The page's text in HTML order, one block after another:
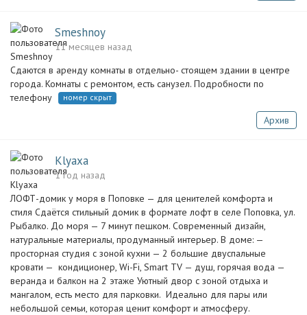
Smeshnoy
11 месяцев назад
Сдаются в аренду комнаты в отдельно- стоящем здании в центре
города. Комнаты с ремонтом, есть санузел. Подробности по
телефону
номер скрыт
Архив
Klyaxa
1 год назад
ЛОФТ-домик у моря в Поповке — для ценителей комфорта и
стиля Сдаётся стильный домик в формате лофт в селе Поповка, ул.
Рыбалко. До моря — 7 минут пешком. Современный дизайн,
натуральные материалы, продуманный интерьер. В доме: —
просторная студия с зоной кухни — 2 большие двуспальные
кровати — кондиционер, Wi-Fi, Smart TV — душ, горячая вода —
веранда и балкон на 2 этаже Уютный двор с зоной отдыха и
мангалом, есть место для парковки. ‍‍‍ Идеально для пары или
небольшой семьи, которая ценит комфорт и атмосферу.